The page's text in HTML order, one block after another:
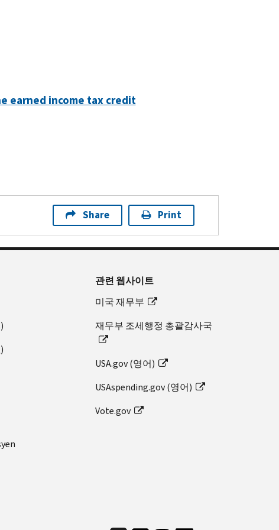
earned income tax credit
Share Print
관련 웹사이트
미국 재무부
재무부 조세행정 총괄감사국
USA.gov (영어)
USAspending.gov (영어)
Vote.gov